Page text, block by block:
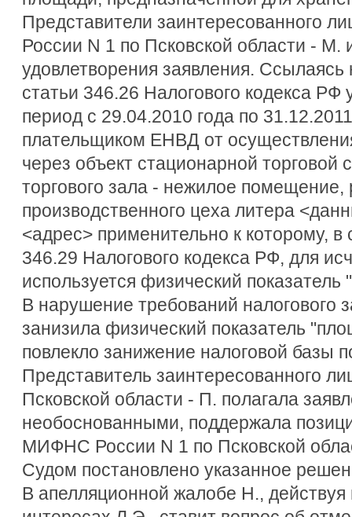
Представители заинтересованного
России N 1 по Псковской области - М.
удовлетворения заявления. Ссылаясь
статьи 346.26 Налогового кодекса РФ
период с 29.04.2010 года по
плательщиком ЕНВД от
через объект стационарной
торгового зала - нежилое
производственного цеха литера
<адрес> применительно к которому, в
346.29 Налогового кодекса РФ, для
используется физический
В нарушение требований налогового
занизила физический показатель
повлекло занижение налоговой базы
Представитель заинтересованного
Псковской области - П. полагала
необоснованными, поддержала
МИФНС России N 1 по Псковской
Судом постановлено указанное
В апелляционной жалобе Н., действуя